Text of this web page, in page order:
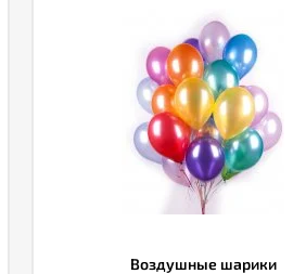
Воздушные шарики